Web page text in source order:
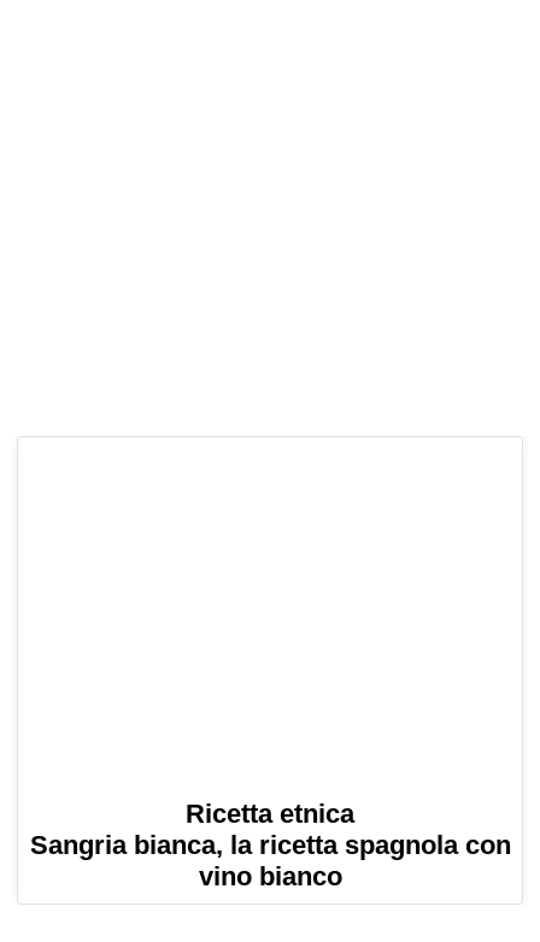
Ricetta etnica
Sangria bianca, la ricetta spagnola con
vino bianco